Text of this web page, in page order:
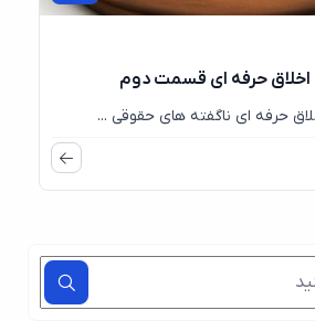
حرفه ای قسمت دوم
ای ناگفته های حقوقی ...